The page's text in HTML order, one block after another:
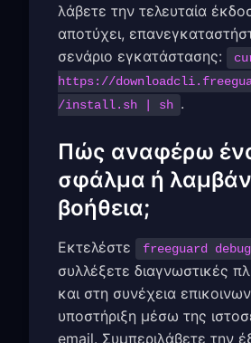
λάβετε την τελευταία
αποτύχει,
σενάριο εγκατάστασης:
https://
/install.sh | sh .
Πώς αναφέρω
σφάλμα ή
βοήθεια;
Εκτελέστε freeguard debug
συλλέξετε διαγνωστικές
και στη συνέχεια
υποστήριξη μέσω της
email. Συμπεριλάβετε την